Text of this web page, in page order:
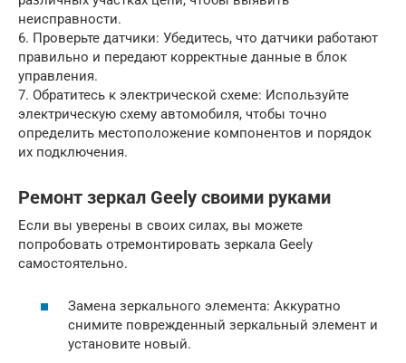
неисправности.
6. Проверьте датчики: Убедитесь, что датчики работают
правильно и передают корректные данные в блок
управления.
7. Обратитесь к электрической схеме: Используйте
электрическую схему автомобиля, чтобы точно
определить местоположение компонентов и порядок
их подключения.
Ремонт зеркал Geely своими руками
Если вы уверены в своих силах, вы можете
попробовать отремонтировать зеркала Geely
самостоятельно.
Замена зеркального элемента: Аккуратно
снимите поврежденный зеркальный элемент и
установите новый.